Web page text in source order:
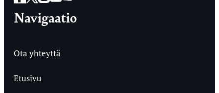
Navigaatio
Ota yhteyttä
Etusivu